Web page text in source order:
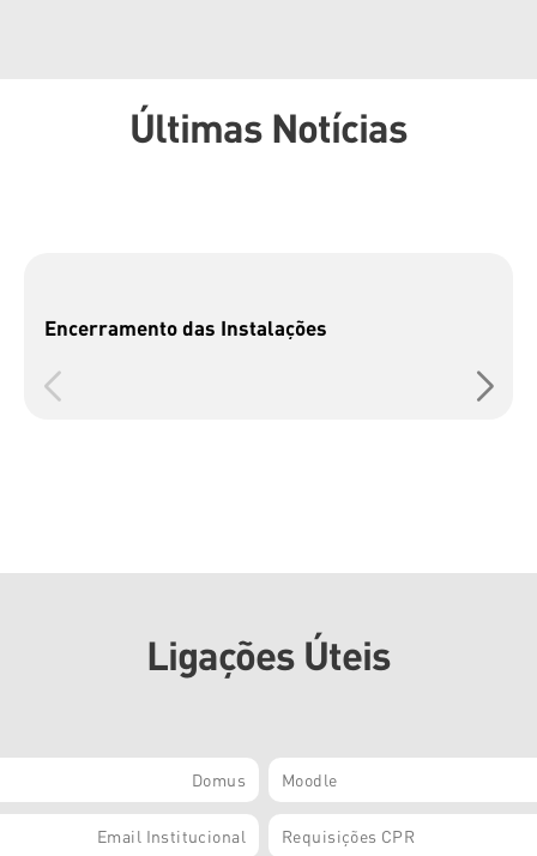
Últimas Notícias
Encerramento das Instalações
Ligações Úteis
Domus Moodle
Email Institucional Requisições CPR